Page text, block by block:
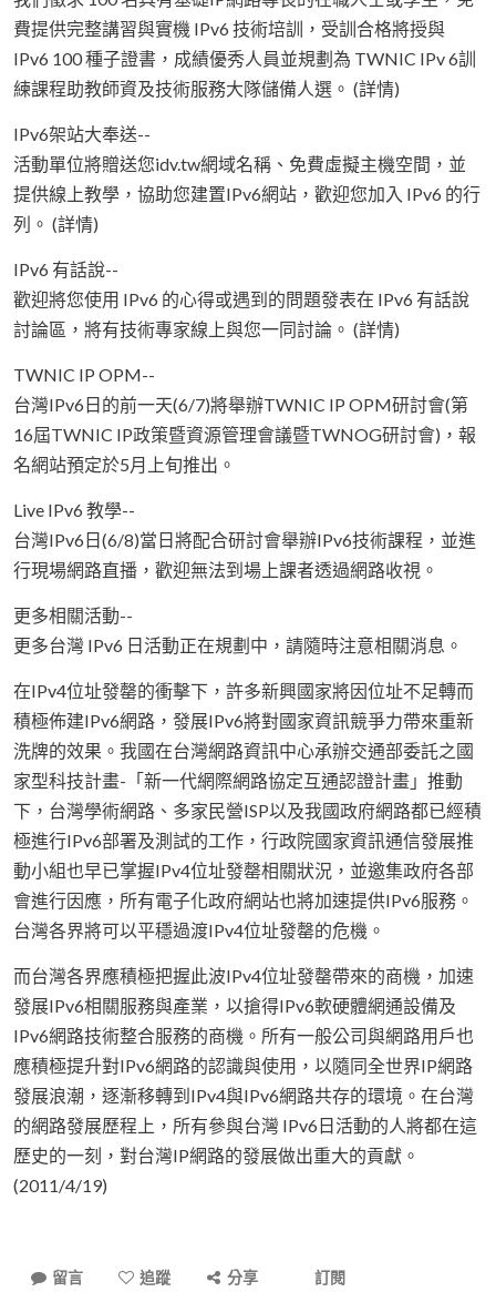
費提供完整講習與實機 IPv6 技術培訓，受訓合格將授與
IPv6 100 種子證書，成績優秀人員並規劃為 TWNIC IPv 6訓
練課程助教師資及技術服務大隊儲備人選。 (詳情)
IPv6架站大奉送--
活動單位將贈送您idv.tw網域名稱、免費虛擬主機空間，並
提供線上教學，協助您建置IPv6網站，歡迎您加入 IPv6 的行
列。 (詳情)
IPv6 有話說--
歡迎將您使用 IPv6 的心得或遇到的問題發表在 IPv6 有話說
討論區，將有技術專家線上與您一同討論。 (詳情)
TWNIC IP OPM--
台灣IPv6日的前一天(6/7)將舉辦TWNIC IP OPM研討會(第
16屆TWNIC IP政策暨資源管理會議暨TWNOG研討會)，報
名網站預定於5月上旬推出。
Live IPv6 教學--
台灣IPv6日(6/8)當日將配合研討會舉辦IPv6技術課程，並進
行現場網路直播，歡迎無法到場上課者透過網路收視。
更多相關活動--
更多台灣 IPv6 日活動正在規劃中，請隨時注意相關消息。
在IPv4位址發罄的衝擊下，許多新興國家將因位址不足轉而
積極佈建IPv6網路，發展IPv6將對國家資訊競爭力帶來重新
洗牌的效果。我國在台灣網路資訊中心承辦交通部委託之國
家型科技計畫-「新一代網際網路協定互通認證計畫」推動
下，台灣學術網路、多家民營ISP以及我國政府網路都已經積
極進行IPv6部署及測試的工作，行政院國家資訊通信發展推
動小組也早已掌握IPv4位址發罄相關狀況，並邀集政府各部
會進行因應，所有電子化政府網站也將加速提供IPv6服務。
台灣各界將可以平穩過渡IPv4位址發罄的危機。
而台灣各界應積極把握此波IPv4位址發罄帶來的商機，加速
發展IPv6相關服務與產業，以搶得IPv6軟硬體網通設備及
IPv6網路技術整合服務的商機。所有一般公司與網路用戶也
應積極提升對IPv6網路的認識與使用，以隨同全世界IP網路
發展浪潮，逐漸移轉到IPv4與IPv6網路共存的環境。在台灣
的網路發展歷程上，所有參與台灣 IPv6日活動的人將都在這
歷史的一刻，對台灣IP網路的發展做出重大的貢獻。
(2011/4/19)
留言 追蹤 分享 訂閱